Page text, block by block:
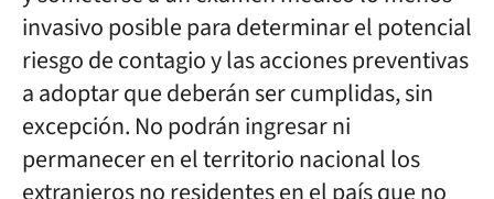
invasivo posible para determinar el potencial
riesgo de contagio y las acciones preventivas
a adoptar que deberán ser cumplidas, sin
excepción. No podrán ingresar ni
permanecer en el territorio nacional los